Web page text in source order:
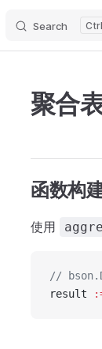
Search
聚合
函数构
使用
//
result